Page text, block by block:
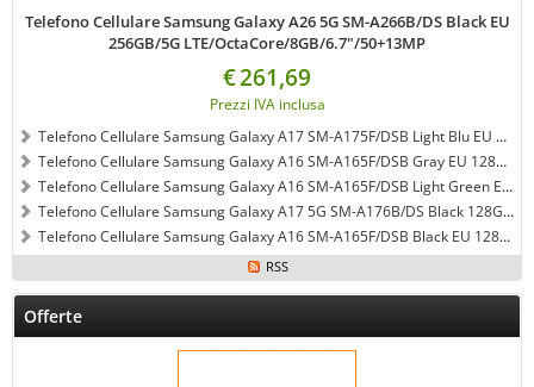
Telefono Cellulare Samsung Galaxy A26 5G SM-A266B/DS Black EU
256GB/5G LTE/OctaCore/8GB/6.7"/50+13MP
€261,69
Prezzi IVA inclusa
Telefono Cellulare Samsung Galaxy A17 SM-A175F/DSB Light Blu EU 128GB/4G LTE/OctaCore/4GB/6.5"/50+13MP
Telefono Cellulare Samsung Galaxy A16 SM-A165F/DSB Gray EU 128GB/4G LTE/OctaCore/4GB/6.7"/50+13MP
Telefono Cellulare Samsung Galaxy A16 SM-A165F/DSB Light Green EU 128GB/4G LTE/OctaCore/4GB/6.7"/50+13MP
Telefono Cellulare Samsung Galaxy A17 5G SM-A176B/DS Black 128GB/OctaCore/4GB/6.5"/50+13MP
Telefono Cellulare Samsung Galaxy A16 SM-A165F/DSB Black EU 128GB/4G LTE/OctaCore/4GB/6.7"/50+13MP
RSS
Offerte